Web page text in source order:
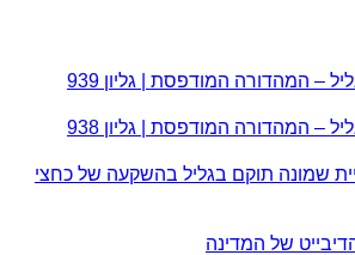
– המהדורה המודפסת | גליון 939
– המהדורה המודפסת | גליון 938
שמונה תוקם בגליל בהשקעה של כחצי
של המדינה